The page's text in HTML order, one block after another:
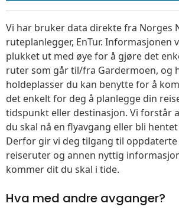
Vi har bruker data direkte fra Norges
ruteplanlegger, EnTur. Informasjonen
plukket ut med øye for å gjøre det
ruter som går til/fra Gardermoen, og
holdeplasser du kan benytte for å
det enkelt for deg å planlegge din
tidspunkt eller destinasjon. Vi forstår
du skal nå en flyavgang eller bli
Derfor gir vi deg tilgang til oppdaterte
reiseruter og annen nyttig
kommer dit du skal i tide.
Hva med andre avganger?